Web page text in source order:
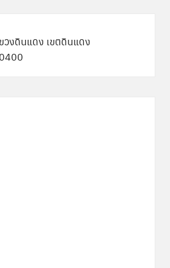
งดินแดง เขตดินแดง